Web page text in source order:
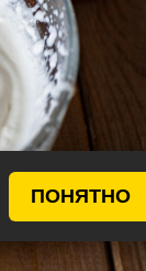
ПОНЯТНО